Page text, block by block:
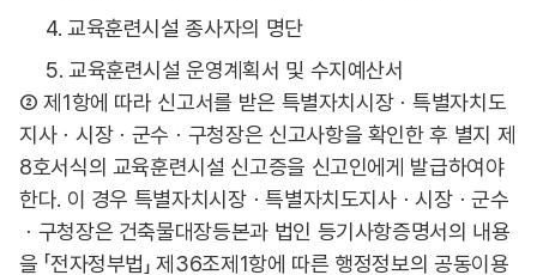
4. 교육훈련시설 종사자의 명단
5. 교육훈련시설 운영계획서 및 수지예산서
② 제1항에 따라 신고서를 받은 특별자치시장ㆍ특별자치도
지사ㆍ시장ㆍ군수ㆍ구청장은 신고사항을 확인한 후 별지 제
8호서식의 교육훈련시설 신고증을 신고인에게 발급하여야
한다. 이 경우 특별자치시장ㆍ특별자치도지사ㆍ시장ㆍ군수
ㆍ구청장은 건축물대장등본과 법인 등기사항증명서의 내용
을 「전자정부법」 제36조제1항에 따른 행정정보의 공동이용